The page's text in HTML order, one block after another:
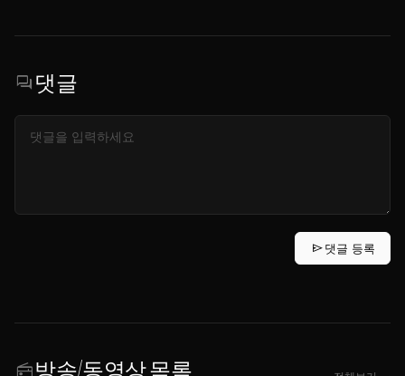
forum댓글
send댓글 등록
radio방송/동영상 목록